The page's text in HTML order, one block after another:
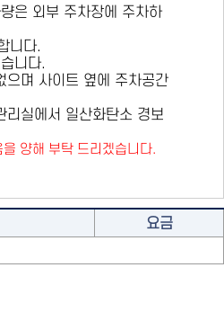
은 외부 주차장에 주차하
니다.
니다.
며 사이트 옆에 주차공간
리실에서 일산화탄소 경보
양해 부탁 드리겠습니다.
요금